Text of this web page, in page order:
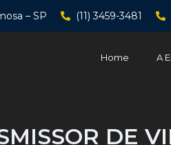
– SP (11) 3459-3481
Home A
DE